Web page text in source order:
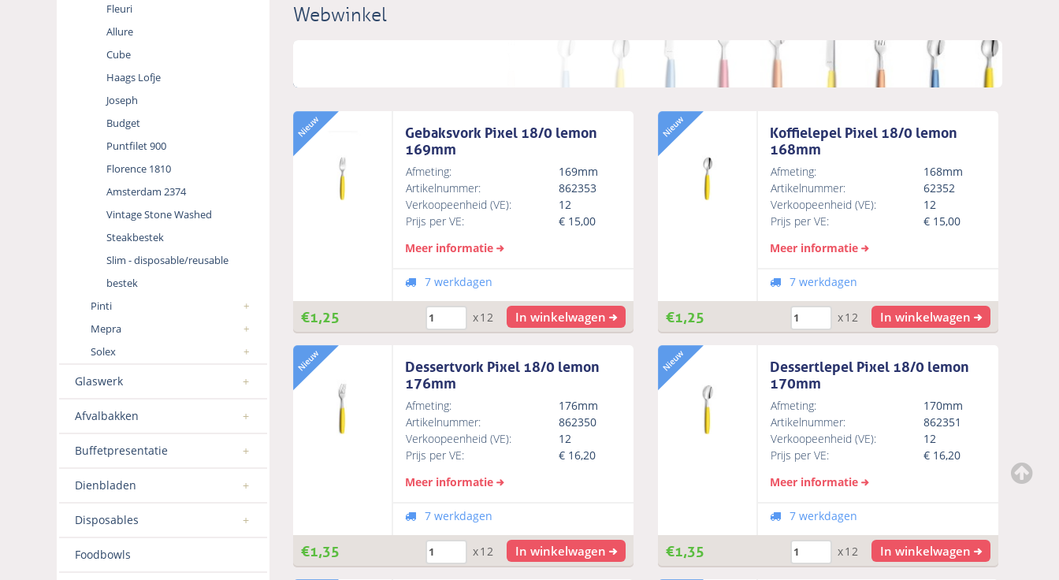
Fleuri
Allure
Cube
Haags Lofje
Joseph
Budget
Puntfilet 900
Florence 1810
Amsterdam 2374
Vintage Stone Washed
Steakbestek
Slim - disposable/reusable
bestek
Pinti
Mepra
Solex
Glaswerk
Afvalbakken
Buffetpresentatie
Dienbladen
Disposables
Foodbowls
Webwinkel
Gebaksvork Pixel 18/0 lemon
169mm
Afmeting:
169mm
Artikelnummer:
862353
Verkoopeenheid (VE):
12
Prijs per VE:
€ 15,00
Meer informatie
7 werkdagen
€1,25 x12 In winkelwagen
Koffielepel Pixel 18/0 lemon
168mm
Afmeting:
168mm
Artikelnummer:
62352
Verkoopeenheid (VE):
12
Prijs per VE:
€ 15,00
Meer informatie
7 werkdagen
€1,25 x12 In winkelwagen
Dessertvork Pixel 18/0 lemon
176mm
Afmeting:
176mm
Artikelnummer:
862350
Verkoopeenheid (VE):
12
Prijs per VE:
€ 16,20
Meer informatie
7 werkdagen
€1,35 x12 In winkelwagen
Dessertlepel Pixel 18/0 lemon
170mm
Afmeting:
170mm
Artikelnummer:
862351
Verkoopeenheid (VE):
12
Prijs per VE:
€ 16,20
Meer informatie
7 werkdagen
€1,35 x12 In winkelwagen